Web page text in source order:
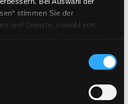
stimmen Sie der
und Dienste, sowohl von
eine Verarbeitung in
außerhalb des EWR
stattfinden kann. In
können aktuell Risiken für